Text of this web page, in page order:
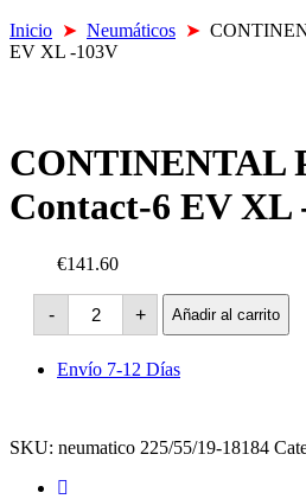
Inicio ➤ Neumáticos ➤
EV XL -103V
CONTINENTAL
Contact-6 EV XL
€141.60
-
CONTINENTAL
Premium
Contact-
EV
+ Añadir al carrito
Envío 7-12 Días
SKU: neumatico 225/55/19-18184